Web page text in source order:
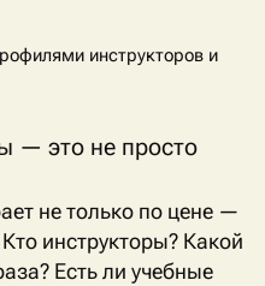
инструкторов и
— это не просто
не только по цене —
инструкторы? Какой
Есть ли учебные